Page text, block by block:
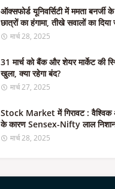
ऑक्सफोर्ड यूनिवर्सिटी में ममता बनर्जी
छात्रों का हंगामा, तीखे सवालों का दिया
मार्च 28, 2025
31 मार्च को बैंक और शेयर मार्केट की
खुला, क्या रहेगा बंद?
मार्च 27, 2025
Stock Market में गिरावट : वैश्विक
के कारण Sensex-Nifty लाल
मार्च 28, 2025